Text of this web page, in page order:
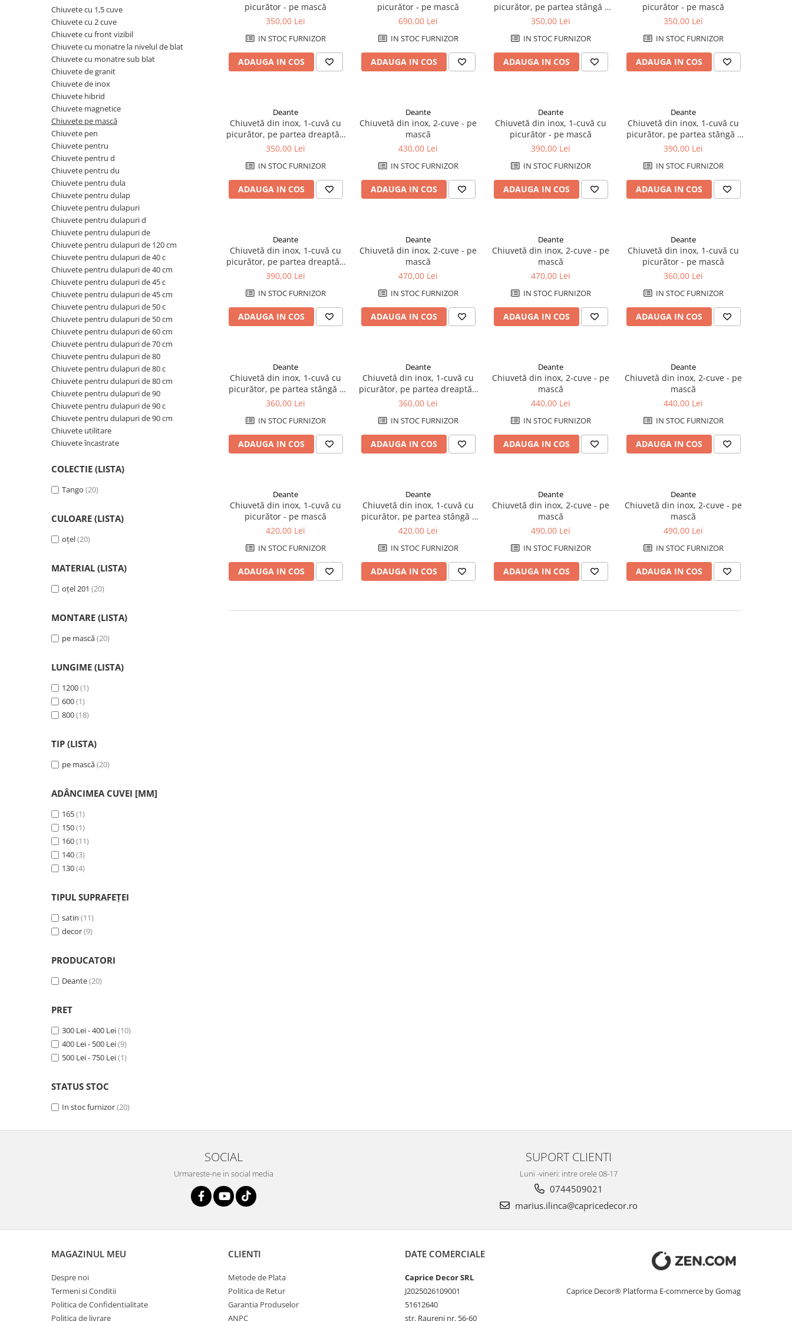
Paravane de cada
Baterii de baie
Seturi baterii
Baterii lavoar
Baterii bideu
Baterii dus
Baterii cada
Sisteme de dus
Seturi de dus
Sisteme de dus incastrate
Coloane de dus
Brate si palarii de dus
Pare, furtunuri si accesorii dus
Module de dus incastrate
Rezervoare wc
Rezervoare incastrate
Rezervoare aparente
Cadre incastrate
Clapete de actionare
Cabine de dus
Paravane de dus Walk
Cabine simple de dus
Panouri si usi de dus
Cadite de dus
Rigole de dus
Mobilier baie
Seturi mobilier baie
Dulapuri baza si blaturi lavoar
Oglinzi baie, oglinzi cosmetice si
corpuri de iluminat
Seturi de accesorii
Suport hartie igienica
Etajere baie
Cosuri de gunoi
Accesorii diverse
Protecție pentru lemn și piatră
Vopsele pentru marcaje forestiere,
rutiere și industriale
Hidroizolații/Terase și Acoperișuri
Tehnici decorative Jeger
Microciment
Aditivi microciment
Protectia microcimentului
Cornise tavan
Chiuvete cu 1,5 cuve
Chiuvete cu 2 cuve
Chiuvete cu front vizibil
Chiuvete cu monatre la nivelul de blat
Chiuvete cu monatre sub blat
Chiuvete de granit
Chiuvete de inox
Chiuvete hibrid
Chiuvete magnetice
Chiuvete pe mască
Chiuvete pen
Chiuvete pentru
Chiuvete pentru d
Chiuvete pentru du
Chiuvete pentru dula
Chiuvete pentru dulap
Chiuvete pentru dulapuri
Chiuvete pentru dulapuri d
Chiuvete pentru dulapuri de
Chiuvete pentru dulapuri de 120 cm
Chiuvete pentru dulapuri de 40 c
Chiuvete pentru dulapuri de 40 cm
Chiuvete pentru dulapuri de 45 c
Chiuvete pentru dulapuri de 45 cm
Chiuvete pentru dulapuri de 50 c
Chiuvete pentru dulapuri de 50 cm
Chiuvete pentru dulapuri de 60 cm
Chiuvete pentru dulapuri de 70 cm
Chiuvete pentru dulapuri de 80
Chiuvete pentru dulapuri de 80 c
Chiuvete pentru dulapuri de 80 cm
Chiuvete pentru dulapuri de 90
Chiuvete pentru dulapuri de 90 c
Chiuvete pentru dulapuri de 90 cm
Chiuvete utilitare
Chiuvete încastrate
COLECTIE (LISTA)
Tango (20)
CULOARE (LISTA)
oțel(20)
MATERIAL (LISTA)
oțel 201 (20)
MONTARE (LISTA)
pe mască(20)
LUNGIME (LISTA)
1200(1)
600(1)
800(18)
TIP (LISTA)
pe mască(20)
ADÂNCIMEA CUVEI [MM]
165(1)
150(1)
160(11)
140(3)
130(4)
TIPUL SUPRAFEȚEI
satin (11)
decor(9)
PRODUCATORI
Deante(20)
PRET
300 Lei - 400 Lei(10)
400 Lei - 500 Lei(9)
500 Lei - 750 Lei(1)
STATUS STOC
In stoc furnizor(20)
picurător - pe mască
350,00 Lei
IN STOC FURNIZOR
ADAUGA IN COS
picurător - pe mască
690,00 Lei
IN STOC FURNIZOR
ADAUGA IN COS
picurător, pe partea stângă -
pe mască
350,00 Lei
IN STOC FURNIZOR
ADAUGA IN COS
picurător - pe mască
350,00 Lei
IN STOC FURNIZOR
ADAUGA IN COS
Deante
Chiuvetă din inox, 1-cuvă cu
picurător, pe partea dreaptă -
pe mască
350,00 Lei
IN STOC FURNIZOR
ADAUGA IN COS
Deante
Chiuvetă din inox, 2-cuve - pe
mască
430,00 Lei
IN STOC FURNIZOR
ADAUGA IN COS
Deante
Chiuvetă din inox, 1-cuvă cu
picurător - pe mască
390,00 Lei
IN STOC FURNIZOR
ADAUGA IN COS
Deante
Chiuvetă din inox, 1-cuvă cu
picurător, pe partea stângă -
pe mască
390,00 Lei
IN STOC FURNIZOR
ADAUGA IN COS
Deante
Chiuvetă din inox, 1-cuvă cu
picurător, pe partea dreaptă -
pe mască
390,00 Lei
IN STOC FURNIZOR
ADAUGA IN COS
Deante
Chiuvetă din inox, 2-cuve - pe
mască
470,00 Lei
IN STOC FURNIZOR
ADAUGA IN COS
Deante
Chiuvetă din inox, 2-cuve - pe
mască
470,00 Lei
IN STOC FURNIZOR
ADAUGA IN COS
Deante
Chiuvetă din inox, 1-cuvă cu
picurător - pe mască
360,00 Lei
IN STOC FURNIZOR
ADAUGA IN COS
Deante
Chiuvetă din inox, 1-cuvă cu
picurător, pe partea stângă -
pe mască
360,00 Lei
IN STOC FURNIZOR
ADAUGA IN COS
Deante
Chiuvetă din inox, 1-cuvă cu
picurător, pe partea dreaptă -
pe mască
360,00 Lei
IN STOC FURNIZOR
ADAUGA IN COS
Deante
Chiuvetă din inox, 2-cuve - pe
mască
440,00 Lei
IN STOC FURNIZOR
ADAUGA IN COS
Deante
Chiuvetă din inox, 2-cuve - pe
mască
440,00 Lei
IN STOC FURNIZOR
ADAUGA IN COS
Deante
Chiuvetă din inox, 1-cuvă cu
picurător - pe mască
420,00 Lei
IN STOC FURNIZOR
ADAUGA IN COS
Deante
Chiuvetă din inox, 1-cuvă cu
picurător, pe partea stângă -
pe mască
420,00 Lei
IN STOC FURNIZOR
ADAUGA IN COS
Deante
Chiuvetă din inox, 2-cuve - pe
mască
490,00 Lei
IN STOC FURNIZOR
ADAUGA IN COS
Deante
Chiuvetă din inox, 2-cuve - pe
mască
490,00 Lei
IN STOC FURNIZOR
ADAUGA IN COS
SOCIAL
Urmareste-ne in social media
SUPORT CLIENTI
Luni -vineri: intre orele 08-17
0744509021
marius.ilinca@capricedecor.ro
MAGAZINUL MEU
Despre noi
Termeni si Conditii
Politica de Confidentialitate
Politica de livrare
CLIENTI
Metode de Plata
Politica de Retur
Garantia Produselor
ANPC
DATE COMERCIALE
Caprice Decor SRL
J2025026109001
51612640
str. Raureni nr. 56-60
Caprice Decor® Platforma E-commerce by Gomag